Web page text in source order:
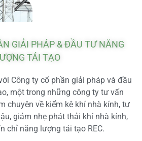
GIẢI PHÁP & ĐẦU TƯ NĂNG
TÁI TẠO
Công ty cổ phần giải pháp và đầu
một trong những công ty tư vấn
chuyên về kiểm kê khí nhà kính, tư
giảm nhẹ phát thải khí nhà kính,
chỉ năng lượng tái tạo REC.